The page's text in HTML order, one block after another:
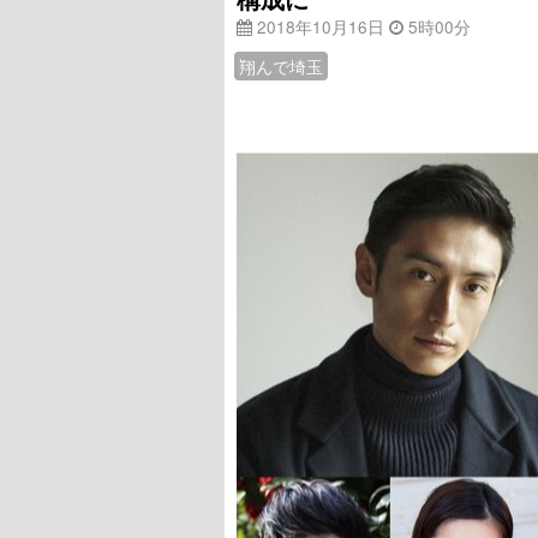
2018年10月16日
5時00分
翔んで埼玉